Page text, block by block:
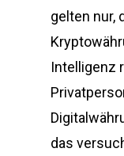
gelten nur,
Intelligenz
das